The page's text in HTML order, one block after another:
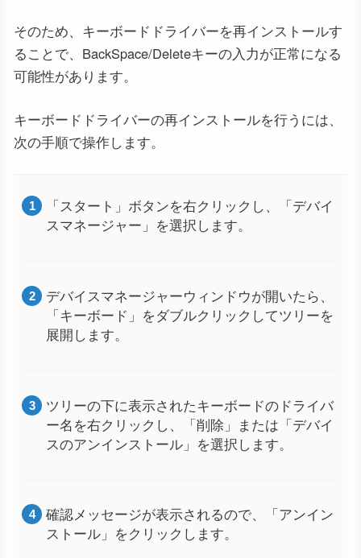
そのため、キーボードドライバーを再インストールす
ることで、BackSpace/Deleteキーの入力が正常になる
可能性があります。
キーボードドライバーの再インストールを行うには、
次の手順で操作します。
「スタート」ボタンを右クリックし、「デバイ
スマネージャー」を選択します。
デバイスマネージャーウィンドウが開いたら、
「キーボード」をダブルクリックしてツリーを
展開します。
ツリーの下に表示されたキーボードのドライバ
ー名を右クリックし、「削除」または「デバイ
スのアンインストール」を選択します。
確認メッセージが表示されるので、「アンイン
ストール」をクリックします。